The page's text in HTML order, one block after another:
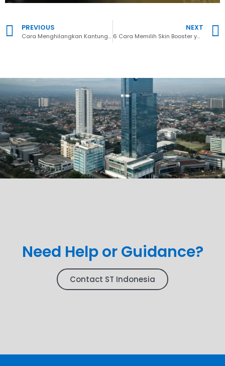
PREVIOUS
Cara Menghilangkan Kantung Mata Kendur dengan Bahan Alami dan Skin Booster
NEXT
6 Cara Memilih Skin Booster yang Tepat dan Aman
Need Help or Guidance?
Contact ST Indonesia